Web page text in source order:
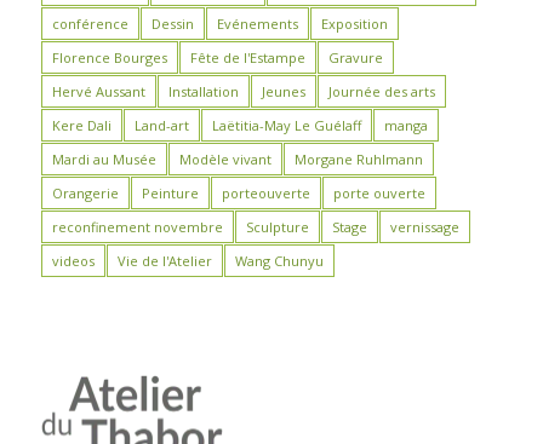
conférence
Dessin Evénements
Exposition
Florence Bourges
Fête de l'Estampe
Gravure
Hervé Aussant
Installation Jeunes
Journée des arts
Kere Dali
Land-art Laëtitia-May Le Guélaff
manga
Mardi au Musée
Modèle vivant
Morgane Ruhlmann
Orangerie
Peinture porteouverte
porte ouverte
reconfinement novembre
Sculpture Stage
vernissage
videos
Vie de l'Atelier Wang Chunyu